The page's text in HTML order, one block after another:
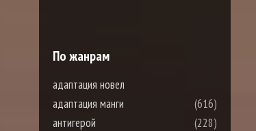
По жанрам
адаптация новел
(616)
адаптация манги
(228)
антигерой